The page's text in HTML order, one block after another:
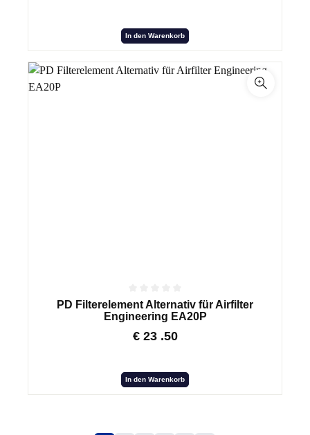
In den Warenkorb
PD Filterelement Alternativ für Airfilter
Engineering EA20P
€ 23 .50
In den Warenkorb